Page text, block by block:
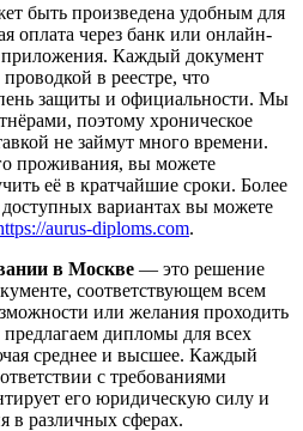
быть произведена удобным для
оплата через банк или онлайн-
приложения. Каждый документ
в реестре, что
защиты и официальности. Мы
поэтому хроническое
не займут много времени.
проживания, вы можете
её в кратчайшие сроки. Более
вариантах вы можете
aurus-diploms.com.
в Москве — это решение
соответствующем всем
или желания проходить
дипломы для всех
среднее и высшее. Каждый
с требованиями
его юридическую силу и
в различных сферах.